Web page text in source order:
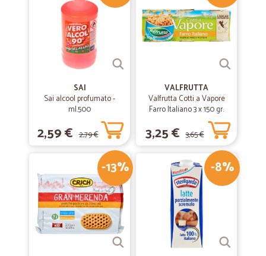
SAI
Sai alcool profumato -
ml.500
2,59 € 2,79 €
VALFRUTTA
Valfrutta Cotti a Vapore
Farro Italiano 3 x 150 gr.
3,25 € 3,65 €
-13% -8%